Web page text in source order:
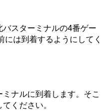
スターミナルの4番ゲー
は到着するようにしてく
ナルに到着します。そこ
ください。